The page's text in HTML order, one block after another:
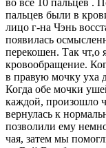
пальцев были в
лицо г-на Чэнь
появилась
перекошен. Так чт,о
кровообращение.
в правую мочку уха
Когда обе мочки
каждой, произошло
вернулась к
позволили ему
чая, затем мы